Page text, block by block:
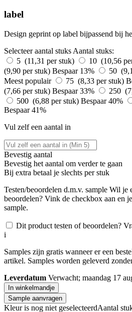
label
Design geprint op label bijpassend bij
Selecteer aantal stuks Aantal stuks:
5 (11,31 per stuk)
10 (10,56
(9,90 per stuk) Bespaar 13% 50
Meest populair
75 (8,33 per stuk)
(7,66 per stuk) Bespaar 33% 250
500 (6,88 per stuk) Bespaar 40%
Bespaar 41%
Vul zelf een aantal in
Bevestig aantal
Bevestig het aantal om verder te gaan
Bij extra betaal je slechts per stuk
Testen/beoordelen d.m.v. sample Wil je
beoordelen? Vink de checkbox aan en
sample.
Dit product testen of beoordelen?
i
Samples zijn gratis wanneer er een
artikel. Samples worden geleverd
Leverdatum Verwacht; maandag 17
In winkelmandje
Sample aanvragen
Kleur is nog niet geselecteerdAantal